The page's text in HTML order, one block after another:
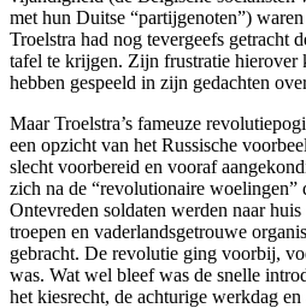
met hun Duitse “partijgenoten”)
Troelstra had nog tevergeefs getracht
tafel te krijgen. Zijn frustratie hierover
hebben gespeeld in zijn gedachten
Maar Troelstra’s fameuze
een opzicht van het Russische
slecht voorbereid en vooraf
zich na de “revolutionaire woelingen”
Ontevreden soldaten werden naar
troepen en vaderlandsgetrouwe
gebracht. De revolutie ging voorbij,
was. Wat wel bleef was de snelle
het kiesrecht, de achturige werkdag